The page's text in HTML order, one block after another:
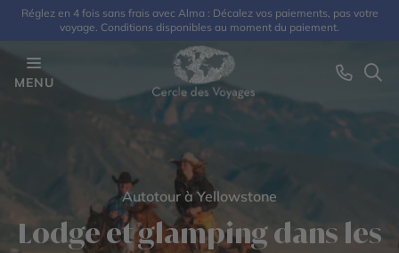
Réglez en 4 fois sans frais avec Alma : Décalez vos paiements, pas votre
voyage. Conditions disponibles au moment du paiement.
MENU
Autotour à Yellowstone
Lodge et glamping dans les